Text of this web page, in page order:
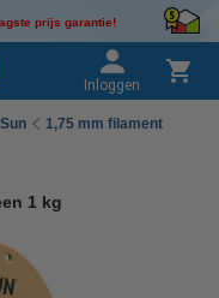
prijs garantie!
Inloggen
1,75 mm filament
1 kg